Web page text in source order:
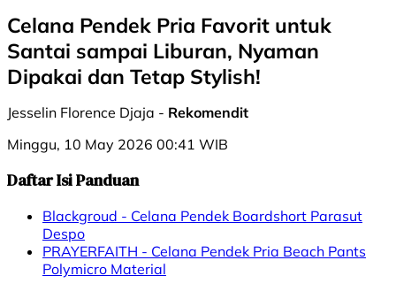
Celana Pendek Pria Favorit untuk
Santai sampai Liburan, Nyaman
Dipakai dan Tetap Stylish!
Jesselin Florence Djaja - Rekomendit
Minggu, 10 May 2026 00:41 WIB
Daftar Isi Panduan
Blackgroud - Celana Pendek Boardshort Parasut
Despo
PRAYERFAITH - Celana Pendek Pria Beach Pants
Polymicro Material